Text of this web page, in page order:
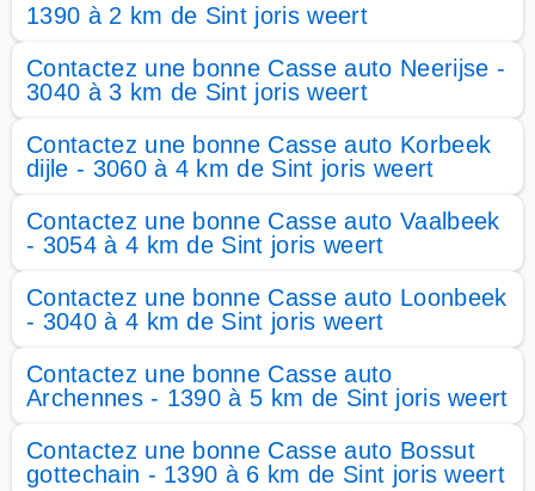
1390 à 2 km de Sint joris weert
Contactez une bonne Casse auto Neerijse -
3040 à 3 km de Sint joris weert
Contactez une bonne Casse auto Korbeek
dijle - 3060 à 4 km de Sint joris weert
Contactez une bonne Casse auto Vaalbeek
- 3054 à 4 km de Sint joris weert
Contactez une bonne Casse auto Loonbeek
- 3040 à 4 km de Sint joris weert
Contactez une bonne Casse auto
Archennes - 1390 à 5 km de Sint joris weert
Contactez une bonne Casse auto Bossut
gottechain - 1390 à 6 km de Sint joris weert